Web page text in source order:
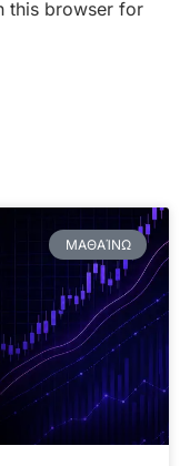
this browser for
ΜΑΘΑΊΝΩ